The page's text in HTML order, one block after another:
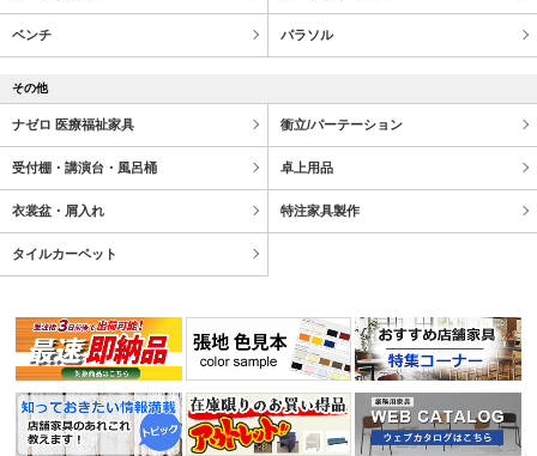
ベンチ パラソル
その他
ナゼロ 医療福祉家具 衝立/パーテーション
受付棚・講演台・風呂桶 卓上用品
衣裳盆・屑入れ 特注家具製作
タイルカーペット